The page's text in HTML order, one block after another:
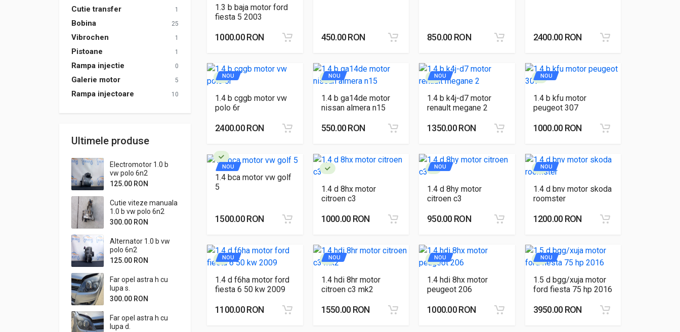
Cutie transfer 1
Bobina 25
Vibrochen 1
Pistoane 1
Rampa injectie 0
Galerie motor 5
Rampa injectoare 10
Ultimele produse
Electromotor 1.0 b
vw polo 6n2
125.00 RON
Cutie viteze manuala
1.0 b vw polo 6n2
300.00 RON
Alternator 1.0 b vw
polo 6n2
125.00 RON
Far opel astra h cu
lupa s.
300.00 RON
Far opel astra h cu
lupa d.
1.3 b baja motor ford
fiesta 5 2003
1000.00 RON 450.00 RON 850.00 RON 2400.00 RON
NOU
1.4 b cggb motor vw
polo 6r
2400.00 RON
NOU
1.4 b ga14de motor
nissan almera n15
550.00 RON
NOU
1.4 b k4j-d7 motor
renault megane 2
1350.00 RON
NOU
1.4 b kfu motor
peugeot 307
1000.00 RON
NOU
1.4 bca motor vw golf
5
1500.00 RON
1.4 d 8hx motor
citroen c3
1000.00 RON
NOU
1.4 d 8hy motor
citroen c3
950.00 RON
NOU
1.4 d bnv motor skoda
roomster
1200.00 RON
NOU
1.4 d f6ha motor ford
fiesta 6 50 kw 2009
1100.00 RON
NOU
1.4 hdi 8hr motor
citroen c3 mk2
1550.00 RON
NOU
1.4 hdi 8hx motor
peugeot 206
1000.00 RON
NOU
1.5 d bgg/xuja motor
ford fiesta 75 hp 2016
3950.00 RON